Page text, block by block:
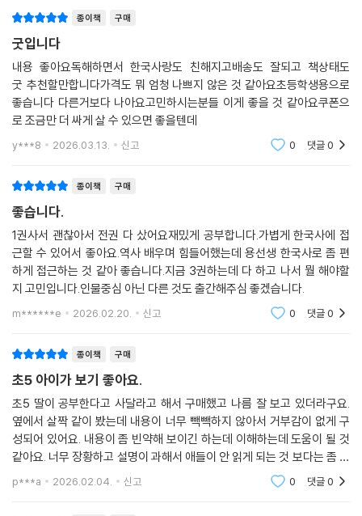
사 인물이 친근하고 때론 친구처럼 느껴져 한국사에 대한 흥미와 관심이
늘어납니다. 그만큼 비문학 독해가 낯설지 않고 재미있게 느껴져 비문학
독해 훈련을 재미있게 시작할 수 있습니다.
■ 역사 키워드는 기본! 어휘 학습 코너 신설!
『용선생 15분 한국사 독해(개정판)』에서는 각 회차마다 이야기 속에 알아
두어야 할 역사 용어와 개념을 담았습니다. 시험에 잘 나오는 핵심 키워드
에는 별표와 밑줄을 그어 아이들이 집중해 볼 수 있도록 했고, 지문을 다 읽
있도록 구성했습니다. 개정판에서는 어휘 학습 코너를 신설했습니다. 핵심
키워드 외에도 역사 책에 자주 등장하는 용어 즉, 정변, 왕권, 강화, 사신,
천문 등 한자를 기반으로 한 어휘들까지도 그 뜻을 잘 이해할 수 있도록 다
양한 유형의 문제를 출제하여 어휘를 제대로 익힐 수 있도록 했습니다.
인물 이야기를 음원으로도 들어 보세요!
『용선생 15분 한국사 독해』는 본문의 오디오 자료를 제공합니다. 문제를
풀기 전 혹은 문제를 다 푼 후 복습용으로도 자유롭게 활용하실 수 있습니
목소리로 더욱 실감 나게 들을 수 있습니다.
종이책 구매
굿입니다
내용 좋아요독해하면서 한국사랑도 친해지고배송도 잘되고 책상태도
굿 추천할만합니다가격도 뭐 엄청 나쁘지 않은 것 같아요초등학생용으로
좋습니다 다른거보다 나아요고민하시는분들 이게 좋을 것 같아요쿠폰으
로 조금만 더 싸게 살 수 있으면 좋을텐데
y***8 2026.03.13. 신고 0 댓글0
종이책 구매
좋습니다.
1권사서 괜찮아서 전권 다 샀어요재밌게 공부합니다.가볍게 한국사에 접
근할 수 있어서 좋아요.역사 배우며 힘들어했는데 용선생 한국사로 좀 편
하게 접근하는 것 같아 좋습니다.지금 3권하는데 다 하고 나서 뭘 해야할
지 고민입니다.인물중심 아닌 다른 것도 출간해주심 좋겠습니다.
m******e 2026.02.20. 신고 0 댓글0
종이책 구매
초5 아이가 보기 좋아요.
초5 딸이 공부한다고 사달라고 해서 구매했고 나름 잘 보고 있더라구요.
옆에서 살짝 같이 봤는데 내용이 너무 빽빽하지 않아서 거부감이 없게 구
성되어 있어요. 내용이 좀 빈약해 보이긴 하는데 이해하는데 도움이 될 것
같아요. 너무 장황하고 설명이 과해서 애들이 안 읽게 되는 것 보다는 좀 빈
약해도 읽기 편하게 더 좋은 것 같아요.
p***a 2026.02.04. 신고 0 댓글0